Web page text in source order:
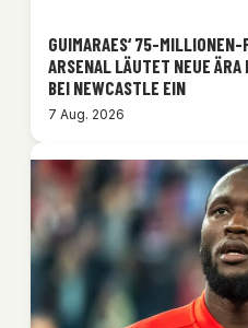
GUIMARAES‘ 75-
ARSENAL LÄUTET NEUE
BEI NEWCASTLE EIN
7 Aug. 2026